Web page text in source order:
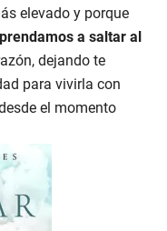
elevado y porque
a saltar al
dejando te
para vivirla con
el momento